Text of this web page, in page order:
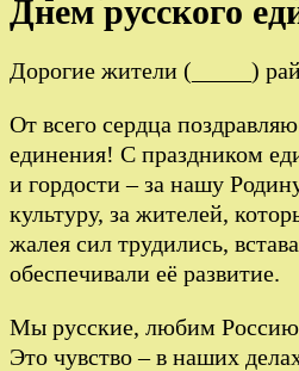
Днем русского
Дорогие жители (_____)
От всего сердца
единения! С праздником
и гордости – за нашу
культуру, за жителей,
жалея сил трудились,
обеспечивали её развитие.
Мы русские, любим
Это чувство – в наших